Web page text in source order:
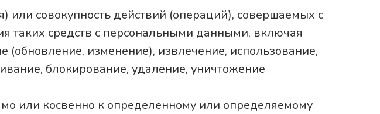
или совокупность действий (операций), совершаемых с
таких средств с персональными данными, включая
(обновление, изменение), извлечение, использование,
блокирование, удаление, уничтожение
или косвенно к определенному или определяемому